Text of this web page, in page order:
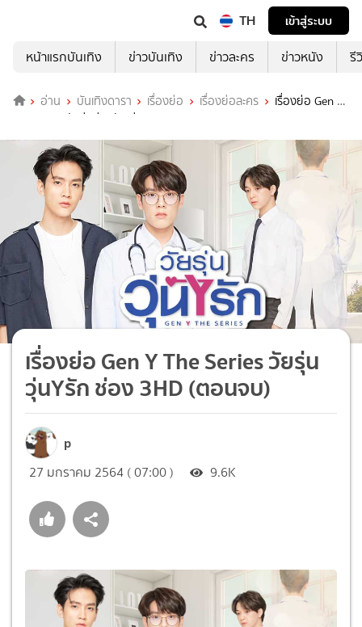
TH
เข้าสู่ระบบ
หน้าแรกบันเทิง
ข่าวบันเทิง ข่าวละคร ข่าวหนัง รี
อ่าน บันเทิงดารา เรื่องย่อ เรื่องย่อละคร
เรื่องย่อ Gen Y
The Series วัยรุ่นวุ่นYรัก ช่อง 3HD (ตอนจบ)
เรื่องย่อ Gen Y The Series วัยรุ่น
วุ่นYรัก ช่อง 3HD (ตอนจบ)
p
27 มกราคม 2564 ( 07:00 ) 9.6K